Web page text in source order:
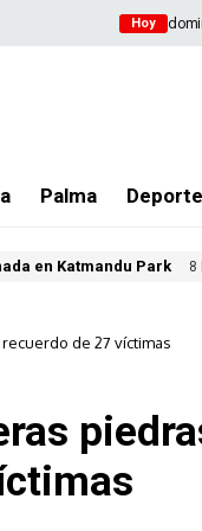
Hoy
Palma
en Katmandu Park 8
de 27 víctimas